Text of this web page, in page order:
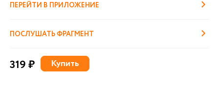
ПЕРЕЙТИ В ПРИЛОЖЕНИЕ
ПОСЛУШАТЬ ФРАГМЕНТ
319 ₽ Купить